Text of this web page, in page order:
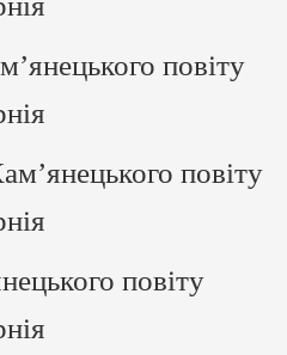
повіту
повіту
повіту